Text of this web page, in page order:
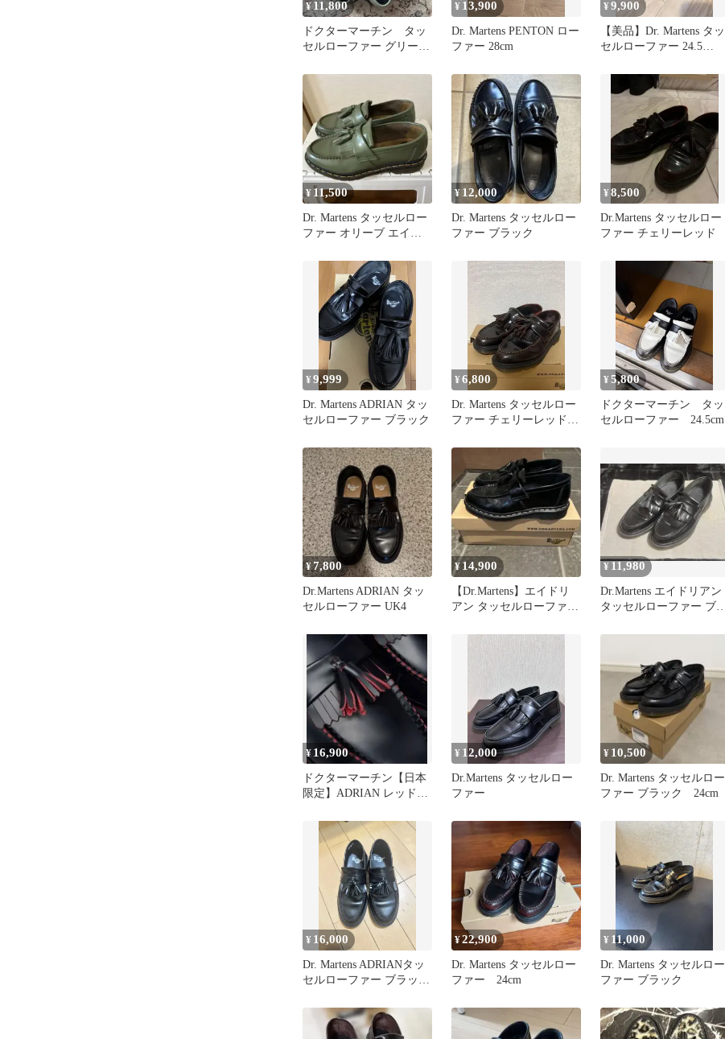
¥11,800
ドクターマーチン タッ
セルローファー グリー
¥ 13,900
Dr. Martens PENTON ロー
ファー 28cm
¥9,900
【美品】Dr. Martens タッ
セルローファー 24.5
¥ 11,500
Dr. Martens タッセルロー
ファー オリーブ エイド
¥ 12,000
Dr. Martens タッセルロー
ファー ブラック
¥8,500
Dr.Martens タッセルロー
ファー チェリーレッド
¥9,999
Dr. Martens ADRIAN タッ
セルローファー ブラック
¥6,800
Dr. Martens タッセルロー
ファー チェリーレッド
¥5,800
ドクターマーチン タッ
セルローファー 24.5cm
¥7,800
Dr.Martens ADRIAN タッ
セルローファー UK4
¥14,900
【Dr.Martens】エイドリ
アン タッセルローファー
¥11,980
Dr.Martens エイドリアン
タッセルローファー ブラ
¥ 16,900
ドクターマーチン【日本
限定】ADRIAN レッドス
¥ 12,000
Dr.Martens タッセルロー
ファー
¥ 10,500
Dr. Martens タッセルロー
ファー ブラック 24cm
¥ 16,000
Dr. Martens ADRIANタッ
セルローファー ブラック
¥22,900
Dr. Martens タッセルロー
ファー 24cm
¥ 11,000
Dr. Martens タッセルロー
ファー ブラック